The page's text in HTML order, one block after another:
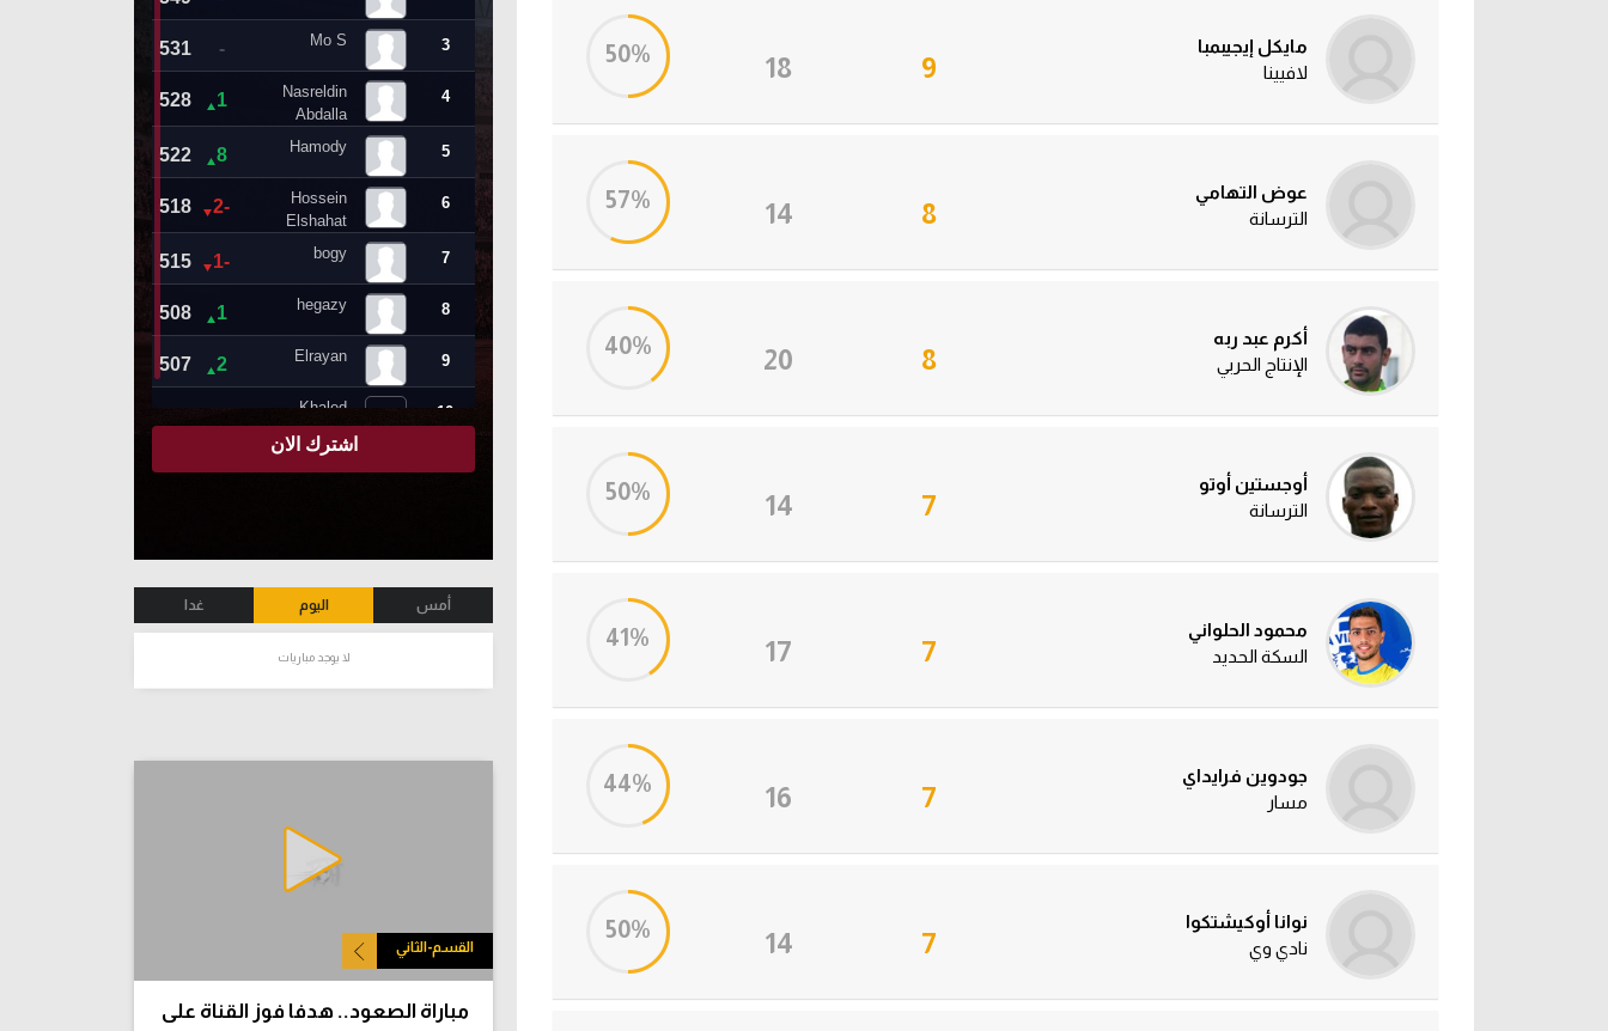
مايكل إيجيبمبا
لافيينا
9
18
50%
عوض التهامي
الترسانة
8
14
57%
أكرم عبد ربه
الإنتاج الحربي
8
20
40%
أوجستين أوتو
الترسانة
7
14
50%
محمود الحلواني
السكة الحديد
7
17
41%
جودوين فرايداي
مسار
7
16
44%
نوانا أوكيشتكوا
نادي وي
7
14
50%
أمس اليوم غدا
لا يوجد مباريات
القسم-الثاني
مباراة الصعود.. هدفا فوز القناة على